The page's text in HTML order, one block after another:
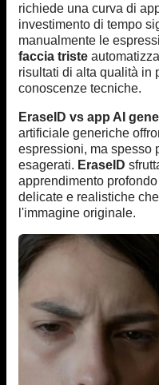
richiede una curva di
investimento di tempo
manualmente le
faccia triste
risultati di alta qualità in
conoscenze tecniche.
EraseID vs app AI
artificiale generiche
espressioni, ma spesso
esagerati. EraseID
apprendimento
delicate e realistiche
l'immagine originale.